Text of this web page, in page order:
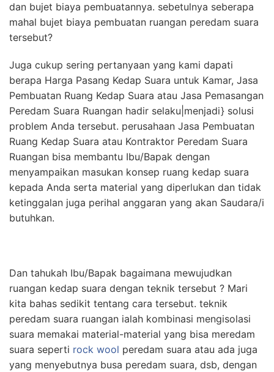
dan bujet biaya pembuatannya. sebetulnya seberapa
mahal bujet biaya pembuatan ruangan peredam suara
tersebut?
Juga cukup sering pertanyaan yang kami dapati
berapa Harga Pasang Kedap Suara untuk Kamar, Jasa
Pembuatan Ruang Kedap Suara atau Jasa Pemasangan
Peredam Suara Ruangan hadir selaku|menjadi} solusi
problem Anda tersebut. perusahaan Jasa Pembuatan
Ruang Kedap Suara atau Kontraktor Peredam Suara
Ruangan bisa membantu Ibu/Bapak dengan
menyampaikan masukan konsep ruang kedap suara
kepada Anda serta material yang diperlukan dan tidak
ketinggalan juga perihal anggaran yang akan Saudara/i
butuhkan.
Dan tahukah Ibu/Bapak bagaimana mewujudkan
ruangan kedap suara dengan teknik tersebut ? Mari
kita bahas sedikit tentang cara tersebut. teknik
peredam suara ruangan ialah kombinasi mengisolasi
suara memakai material-material yang bisa meredam
suara seperti rock wool peredam suara atau ada juga
yang menyebutnya busa peredam suara, dsb, dengan